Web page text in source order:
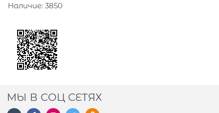
Наличие: 3850
МЫ В СОЦ СЕТЯХ